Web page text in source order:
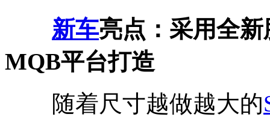
新车亮点：采用全
MQB平台打造
随着尺寸越做越大的